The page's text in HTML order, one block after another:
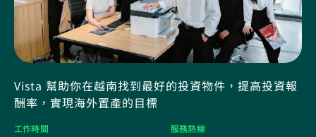
Vista 幫助你在越南找到最好的投資物件，提高投資報
酬率，實現海外置產的目標
工作時間 服務熱線